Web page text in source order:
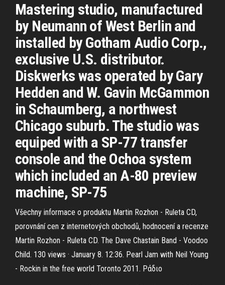
Mastering studio, manufactured
by Neumann of West Berlin and
installed by Gotham Audio Corp.,
exclusive U.S. distributor.
Diskwerks was operated by Gary
Hedden and W. Gavin McGammon
in Schaumberg, a northwest
Chicago suburb. The studio was
equiped with a SP-77 transfer
console and the Ochoa system
which included an A-80 preview
machine, SP-75
Všechny informace o produktu Martin Rozhon - Ruleta CD,
porovnání cen z internetových obchodů, hodnocení a recenze
Martin Rozhon - Ruleta CD. The Dave Chastain Band - Voodoo
Child. 130 views · January 8. 12:36. Pearl Jam with Neil Young
- Rockin in the free world Toronto 2011. Ράδιο